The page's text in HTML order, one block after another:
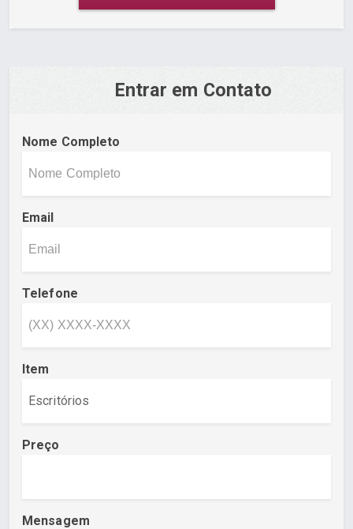
Entrar em Contato
Nome Completo
Email
Telefone
Item
Preço
Mensagem